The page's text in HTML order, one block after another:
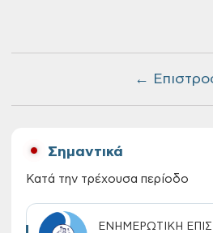
←
Σημαντικά
Κατά την τρέχουσα περίοδο
ΕΝΗΜΕΡΩΤΙΚΗ